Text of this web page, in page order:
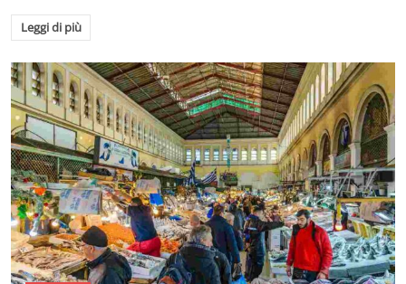
Leggi di più